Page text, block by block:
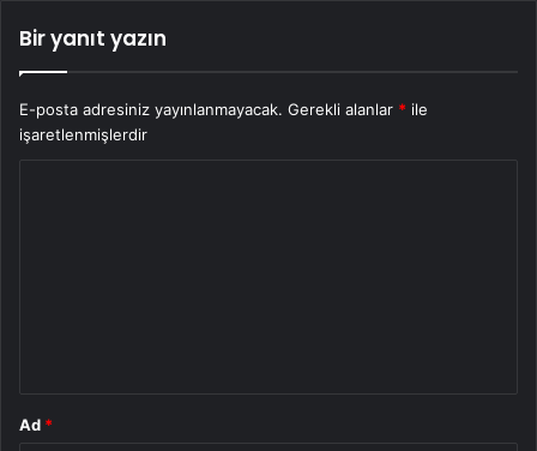
Bir yanıt yazın
E-posta adresiniz yayınlanmayacak. Gerekli alanlar * ile
işaretlenmişlerdir
Ad *